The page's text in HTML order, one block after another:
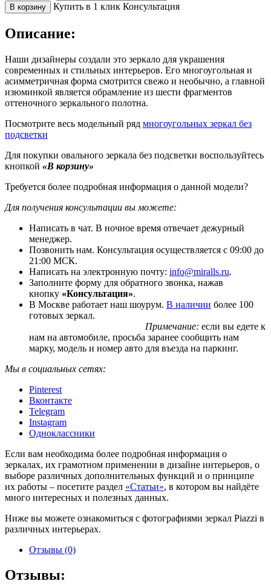
В корзину Купить в 1 клик Консультация
Описание:
Наши дизайнеры создали это зеркало для украшения
современных и стильных интерьеров. Его многоугольная и
асимметричная форма смотрится свежо и необычно, а главной
изюминкой является обрамление из шести фрагментов
оттеночного зеркального полотна.
Посмотрите весь модельный ряд многоугольных зеркал без
подсветки
Для покупки овального зеркала без подсветки воспользуйтесь
кнопкой «В корзину»
Требуется более подробная информация о данной модели?
Для получения консультации вы можете:
Написать в чат. В ночное время отвечает дежурный
менеджер.
Позвонить нам. Консультация осуществляется с 09:00 до
21:00 МСК.
Написать на электронную почту: info@miralls.ru.
Заполните форму для обратного звонка, нажав
кнопку «Консультация».
В Москве работает наш шоурум. В наличии более 100
готовых зеркал.
Примечание: если вы едете к
нам на автомобиле, просьба заранее сообщить нам
марку, модель и номер авто для въезда на паркинг.
Мы в социальных сетях:
Pinterest
Вконтакте
Telegram
Instagram
Одноклассники
Если вам необходима более подробная информация о
зеркалах, их грамотном применении в дизайне интерьеров, о
выборе различных дополнительных функций и о принципе
их работы – посетите раздел «Статьи», в котором вы найдёте
много интересных и полезных данных.
Ниже вы можете ознакомиться с фотографиями зеркал Piazzi в
различных интерьерах.
Отзывы (0)
Отзывы: